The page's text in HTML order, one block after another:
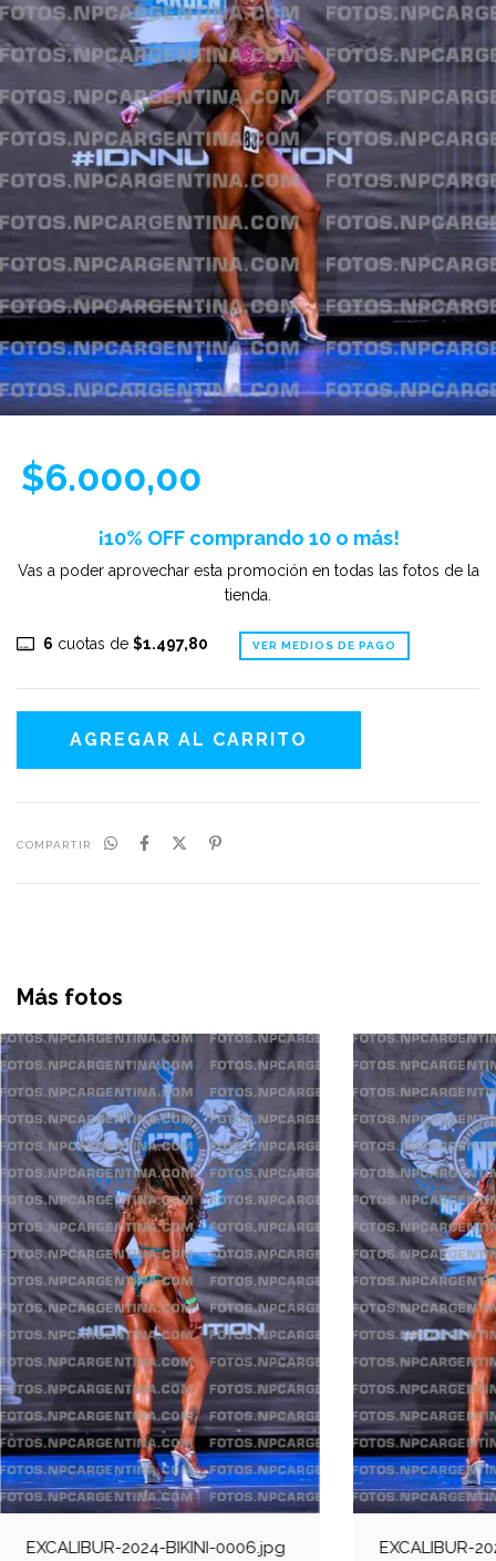
$6.000,00
¡10% OFF comprando 10 o más!
Vas a poder aprovechar esta promoción en todas las fotos de la
tienda.
6 cuotas de $1.497,80 VER MEDIOS DE PAGO
COMPARTIR
Más fotos
EXCALIBUR-2024-BIKINI-0006.jpg EXCALIBUR-